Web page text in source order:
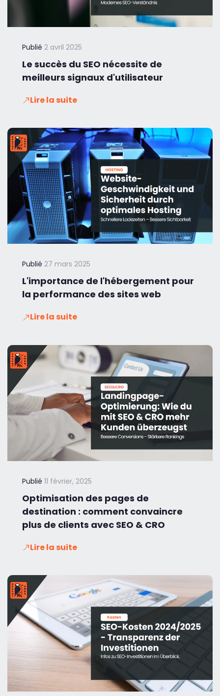
Publié 2 avril 2025
Le succès du SEO nécessite de
meilleurs signaux d'utilisateur
Lire la suite
Publié 27 mars 2025
L'importance de l'hébergement pour
la performance des sites web
Lire la suite
Publié 11 février, 2025
Optimisation des pages de
destination : comment convaincre
plus de clients avec SEO & CRO
Lire la suite